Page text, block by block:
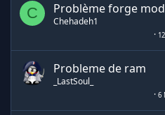
C Problème forge
Chehadeh1
Probleme de ram
_LastSoul_
6